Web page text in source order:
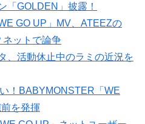
GO UP」MV、ATEEZの
ネットで論争
活動休止中のラミの近況を
！BABYMONSTER「WE
前を発揮
GO UP」ネットユーザー